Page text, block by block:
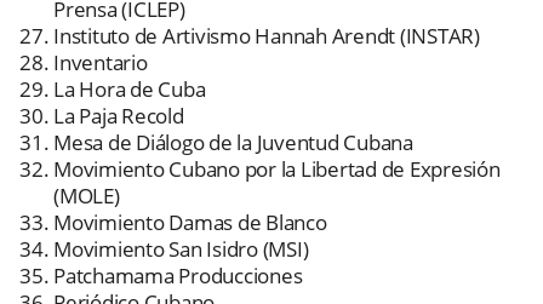
Prensa (ICLEP)
Instituto de Artivismo Hannah Arendt (INSTAR)
Inventario
La Hora de Cuba
La Paja Recold
Mesa de Diálogo de la Juventud Cubana
Movimiento Cubano por la Libertad de Expresión
(MOLE)
Movimiento Damas de Blanco
Movimiento San Isidro (MSI)
Patchamama Producciones